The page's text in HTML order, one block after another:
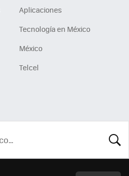
Aplicaciones
Tecnología en México
México
Telcel